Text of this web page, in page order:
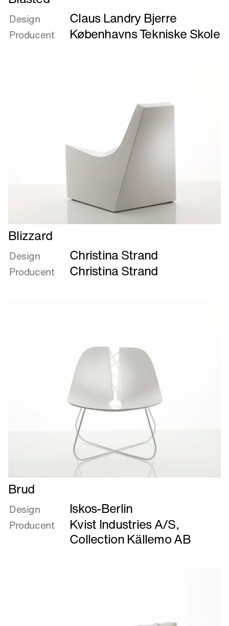
mere
om
Blasted
Design Claus Landry Bjerre
Producent Københavns Tekniske Skole
Læs
mere
om
Blizzard
Blizzard
Design Christina Strand
Producent Christina Strand
Læs
mere
om
Brud
Brud
Design Iskos-Berlin
Producent Kvist Industries A/S,
Collection Källemo AB